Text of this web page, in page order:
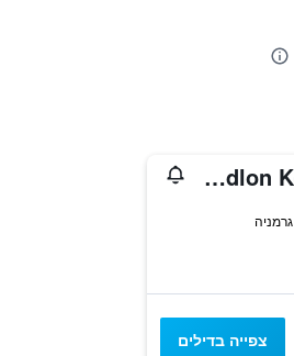
Hotel Adlon Kempinski Berlin
צפייה בדילים